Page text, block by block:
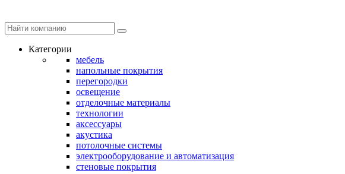
Категории
мебель
напольные покрытия
перегородки
освещение
отделочные материалы
технологии
аксессуары
акустика
потолочные системы
электрооборудование и автоматизация
стеновые покрытия